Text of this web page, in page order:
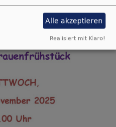
Alle akzeptieren
Realisiert mit Klaro!